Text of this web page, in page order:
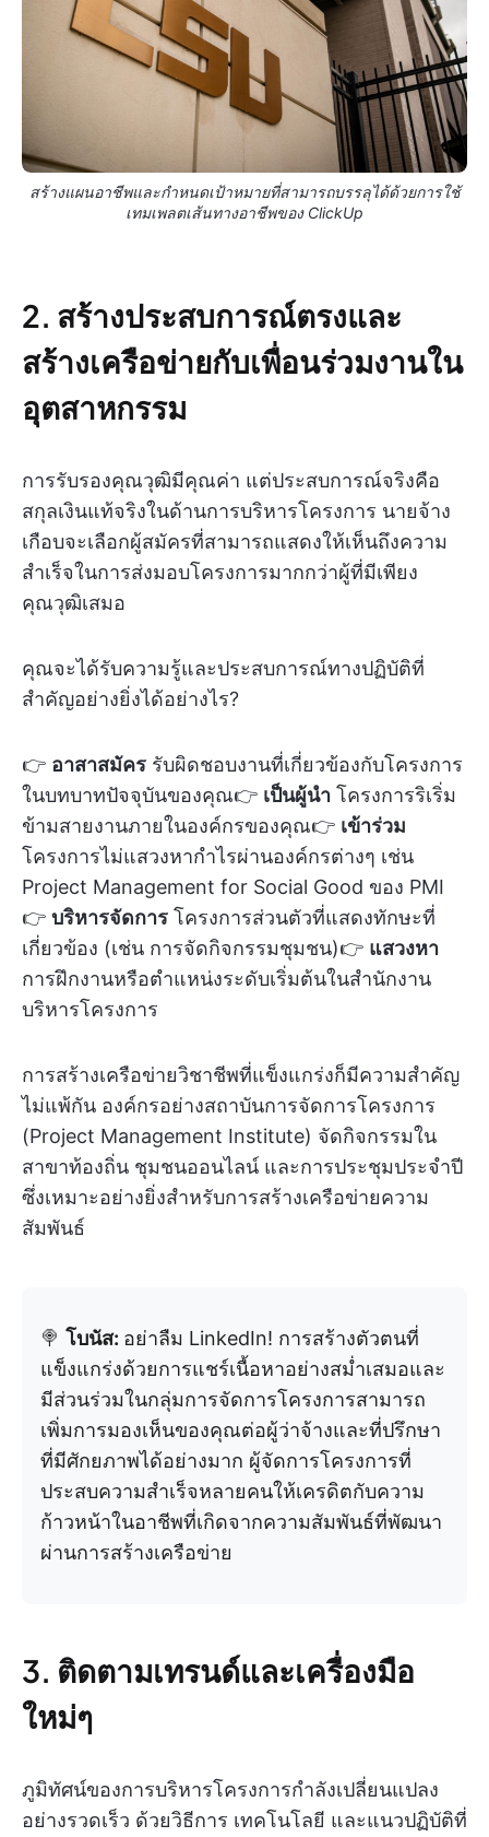
สร้างแผนอาชีพและกำหนดเป้าหมายที่สามารถบรรลุได้ด้วยการใช้
เทมเพลตเส้นทางอาชีพของ ClickUp
2. สร้างประสบการณ์ตรงและ
สร้างเครือข่ายกับเพื่อนร่วมงานใน
อุตสาหกรรม
การรับรองคุณวุฒิมีคุณค่า แต่ประสบการณ์จริงคือ
สกุลเงินแท้จริงในด้านการบริหารโครงการ นายจ้าง
เกือบจะเลือกผู้สมัครที่สามารถแสดงให้เห็นถึงความ
สำเร็จในการส่งมอบโครงการมากกว่าผู้ที่มีเพียง
คุณวุฒิเสมอ
คุณจะได้รับความรู้และประสบการณ์ทางปฏิบัติที่
สำคัญอย่างยิ่งได้อย่างไร?
👉 อาสาสมัคร รับผิดชอบงานที่เกี่ยวข้องกับโครงการ
ในบทบาทปัจจุบันของคุณ👉 เป็นผู้นำ โครงการริเริ่ม
ข้ามสายงานภายในองค์กรของคุณ👉 เข้าร่วม
โครงการไม่แสวงหากำไรผ่านองค์กรต่างๆ เช่น
Project Management for Social Good ของ PMI
👉 บริหารจัดการ โครงการส่วนตัวที่แสดงทักษะที่
เกี่ยวข้อง (เช่น การจัดกิจกรรมชุมชน)👉 แสวงหา
การฝึกงานหรือตำแหน่งระดับเริ่มต้นในสำนักงาน
บริหารโครงการ
การสร้างเครือข่ายวิชาชีพที่แข็งแกร่งก็มีความสำคัญ
ไม่แพ้กัน องค์กรอย่างสถาบันการจัดการโครงการ
(Project Management Institute) จัดกิจกรรมใน
สาขาท้องถิ่น ชุมชนออนไลน์ และการประชุมประจำปี
ซึ่งเหมาะอย่างยิ่งสำหรับการสร้างเครือข่ายความ
สัมพันธ์
🍭 โบนัส: อย่าลืม LinkedIn! การสร้างตัวตนที่
แข็งแกร่งด้วยการแชร์เนื้อหาอย่างสม่ำเสมอและ
มีส่วนร่วมในกลุ่มการจัดการโครงการสามารถ
เพิ่มการมองเห็นของคุณต่อผู้ว่าจ้างและที่ปรึกษา
ที่มีศักยภาพได้อย่างมาก ผู้จัดการโครงการที่
ประสบความสำเร็จหลายคนให้เครดิตกับความ
ก้าวหน้าในอาชีพที่เกิดจากความสัมพันธ์ที่พัฒนา
ผ่านการสร้างเครือข่าย
3. ติดตามเทรนด์และเครื่องมือ
ใหม่ๆ
ภูมิทัศน์ของการบริหารโครงการกำลังเปลี่ยนแปลง
อย่างรวดเร็ว ด้วยวิธีการ เทคโนโลยี และแนวปฏิบัติที่